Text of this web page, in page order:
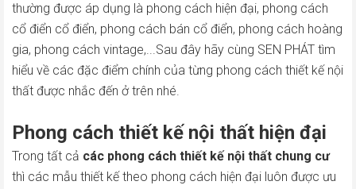
thường được áp dụng là phong cách hiện đại, phong cách
cổ điển cổ điển, phong cách bán cổ điển, phong cách hoàng
gia, phong cách vintage,...Sau đây hãy cùng SEN PHÁT tìm
hiểu về các đặc điểm chính của từng phong cách thiết kế nội
thất được nhắc đến ở trên nhé.
Phong cách thiết kế nội thất hiện đại
Trong tất cả các phong cách thiết kế nội thất chung cư
thì các mẫu thiết kế theo phong cách hiện đại luôn được ưu